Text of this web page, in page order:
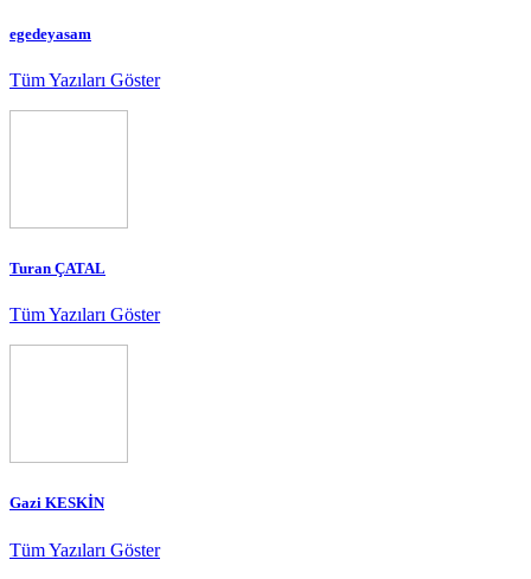
egedeyasam
Tüm Yazıları Göster
Turan ÇATAL
Tüm Yazıları Göster
Gazi KESKİN
Tüm Yazıları Göster